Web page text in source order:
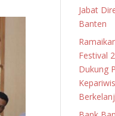
Jabat
Banten
Festival
Dukung